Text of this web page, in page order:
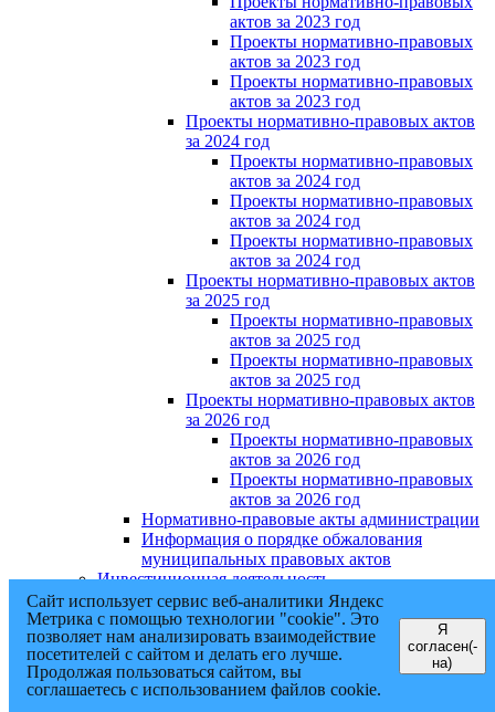
актов за 2023 год
Проекты нормативно-правовых
актов за 2023 год
Проекты нормативно-правовых
актов за 2023 год
Проекты нормативно-правовых актов
за 2024 год
Проекты нормативно-правовых
актов за 2024 год
Проекты нормативно-правовых
актов за 2024 год
Проекты нормативно-правовых
актов за 2024 год
Проекты нормативно-правовых актов
за 2025 год
Проекты нормативно-правовых
актов за 2025 год
Проекты нормативно-правовых
актов за 2025 год
Проекты нормативно-правовых актов
за 2026 год
Проекты нормативно-правовых
актов за 2026 год
Проекты нормативно-правовых
актов за 2026 год
Нормативно-правовые акты администрации
Информация о порядке обжалования
муниципальных правовых актов
Инвестиционная деятельность
Общественная приемная
Интернет-приёмная
Формы обращений
График приема
Обзор обращений
Противодействие коррупции
Сайт использует сервис веб-аналитики Яндекс
Метрика с помощью технологии "cookie". Это
позволяет нам анализировать взаимодействие
посетителей с сайтом и делать его лучше.
Продолжая пользоваться сайтом, вы
соглашаетесь с использованием файлов cookie.
Я
согласен(-
на)